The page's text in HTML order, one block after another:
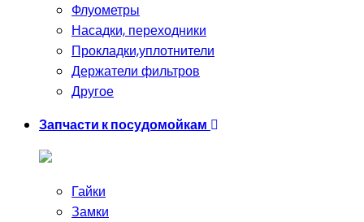
Флуометры
Насадки, переходники
Прокладки,уплотнители
Держатели фильтров
Другое
Запчасти к посудомойкам
Гайки
Замки